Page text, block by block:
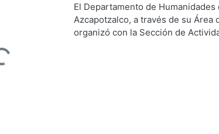
Coordinación de Extensión
Rivas Iturralde, Vladimiro; López
Edelmira
El Departamento de Humanidades
Azcapotzalco, a través de su Área
organizó con la Sección de